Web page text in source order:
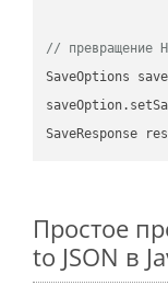
// превращение
SaveOptions
SaveResponse
Простое
to JSON в